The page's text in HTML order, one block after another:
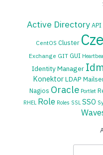
Active DirectoryAPI
CentOS Cluster
Exchange GIT GUI
Identity Manager
KonektorLDAP
Nagios Oracle Portlet
RHEL Role Roles SSL SSO
Archivy